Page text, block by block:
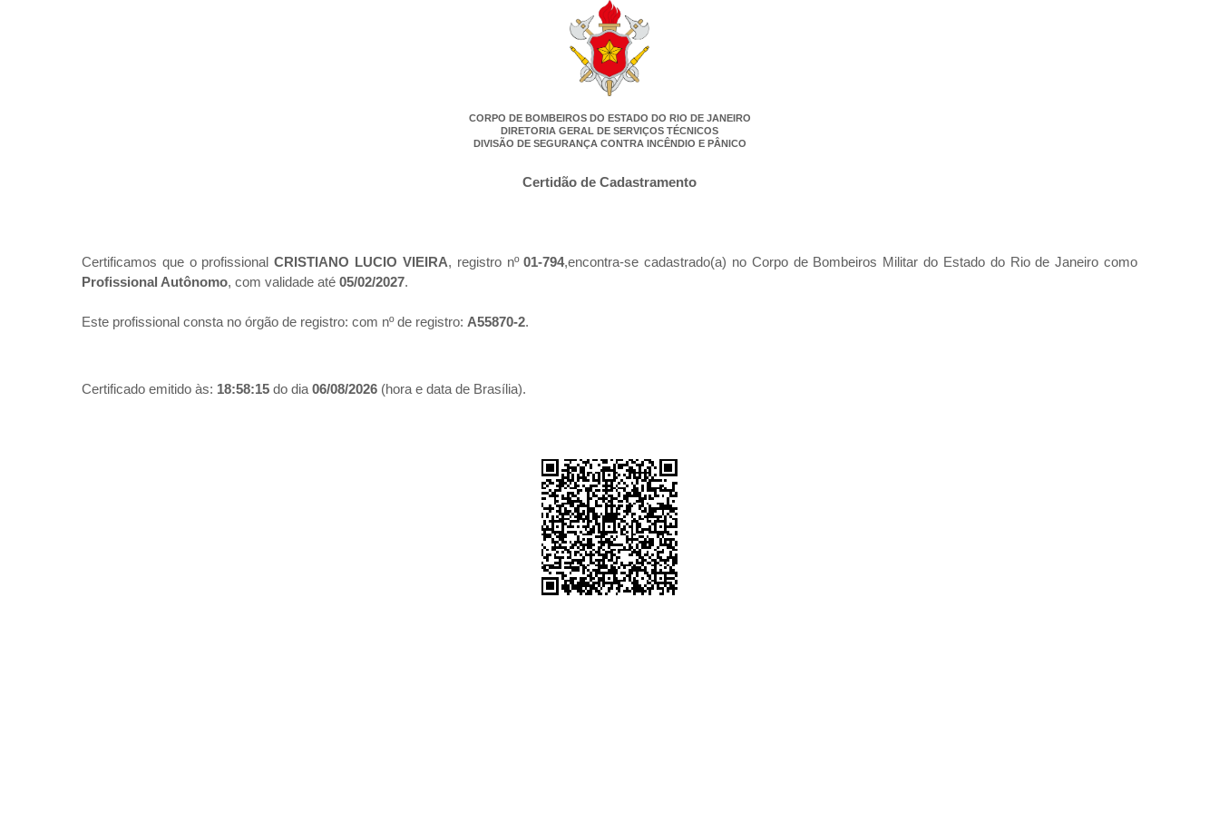
CORPO DE BOMBEIROS DO ESTADO DO RIO DE JANEIRO
DIRETORIA GERAL DE SERVIÇOS TÉCNICOS
DIVISÃO DE SEGURANÇA CONTRA INCÊNDIO E PÂNICO
Certidão de Cadastramento
Certificamos que o profissionalCRISTIANO LUCIO VIEIRA, registro nº01-794,encontra-se cadastrado(a) no Corpo de Bombeiros Militar do Estado do Rio de Janeiro como
Profissional Autônomo, com validade até 05/02/2027.
Este profissional consta no órgão de registro: com nº de registro: A55870-2.
Certificado emitido às: 18:58:15 do dia 06/08/2026 (hora e data de Brasília).